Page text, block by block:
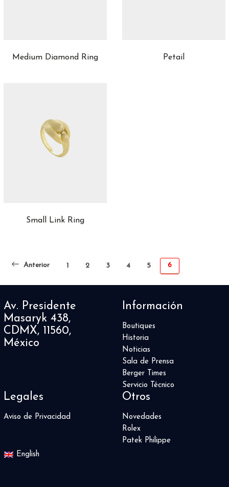
Medium Diamond Ring Petail
Small Link Ring
Anterior 1 2 3 4 5 6
Av. Presidente
Masaryk 438,
CDMX, 11560,
México
Información
Boutiques
Historia
Noticias
Sala de Prensa
Berger Times
Servicio Técnico
Legales
Aviso de Privacidad
Otros
Novedades
Rolex
Patek Philippe
English